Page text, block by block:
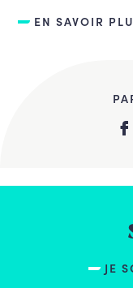
EN SAVOIR
JE